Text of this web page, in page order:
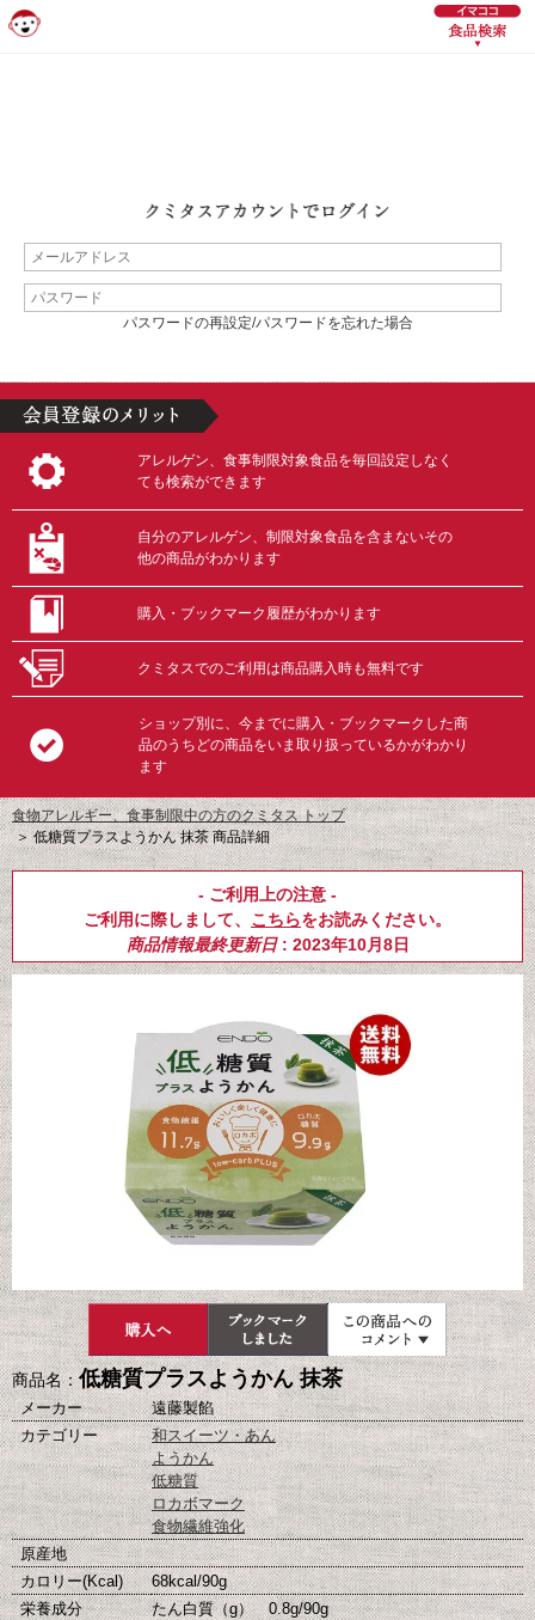
パスワードの再設定/パスワードを忘れた場合
アレルゲン、食事制限対象食品を毎回設定しなく
ても検索ができます
自分のアレルゲン、制限対象食品を含まないその
他の商品がわかります
購入・ブックマーク履歴がわかります
クミタスでのご利用は商品購入時も無料です
ショップ別に、今までに購入・ブックマークした商
品のうちどの商品をいま取り扱っているかがわかり
ます
食物アレルギー、食事制限中の方のクミタス トップ
＞低糖質プラスようかん 抹茶 商品詳細
- ご利用上の注意 -
ご利用に際しまして、 こちらをお読みください。
商品情報最終更新日: 2023年10月8日
商品名：低糖質プラスようかん 抹茶
メーカー
遠藤製餡
カテゴリー
和スイーツ・あん
ようかん
低糖質
ロカボマーク
食物繊維強化
原産地
カロリー(Kcal)
68kcal/90g
栄養成分
たん白質（g） 0.8g/90g